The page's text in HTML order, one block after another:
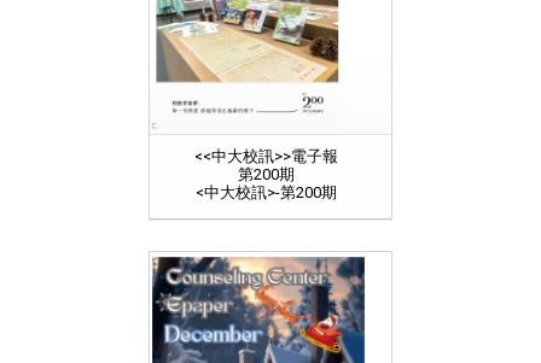
<<中大校訊>>電子報
第200期
<中大校訊>-第200期